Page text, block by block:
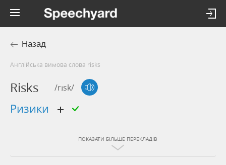
Назад
Англійська вимова слова risks
Risks /rɪsk/
ризики
ПОКАЗАТИ БІЛЬШЕ ПЕРЕКЛАДІВ